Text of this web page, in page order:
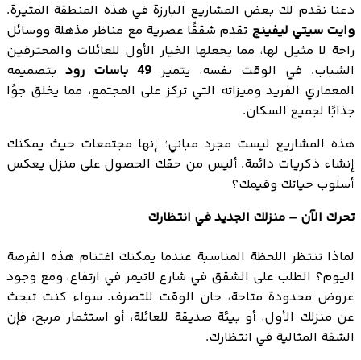
دعنا نقدم لك بعض المشاريع البارزة في هذه المنطقة المثيرة.
وايت سيتي ليفينج تقدم شققًا عصرية مع مناظر مذهلة ووسائل
راحة لا مثيل لها، مما يجعلها الخيار الأول للعائلات والمحترفين
الشباب. في الوقت نفسه، يتميز 49 باسات رود
بتصميمه
المعماري الفريد وميزاته التي تركز على المجتمع، مما يخلق جوًا
جذابًا لجميع السكان.
هذه المشاريع ليست مجرد مباني؛ إنها مجتمعات حيث يمكنك
إنشاء ذكريات دائمة. أليس من حقك الحصول على منزل يعكس
أسلوب حياتك وقيمك؟
تحرك الآن – منزلك الجديد في انتظارك
لماذا تنتظر اللحظة المناسبة عندما يمكنك اغتنام هذه الفرصة
اليوم؟ الطلب على الشقق في شارع لاتيمر في ارتفاع، ومع وجود
عروض محدودة متاحة، حان الوقت للتصرف. سواء كنت تبحث
عن منزلك الأول، أو بيئة صديقة للعائلة، أو استثمار مربح، فإن
الشقة المثالية في انتظارك.